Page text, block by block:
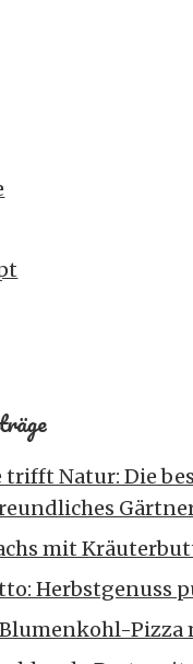
trifft Natur: Die
mit
Herbstgenuss
Pizza